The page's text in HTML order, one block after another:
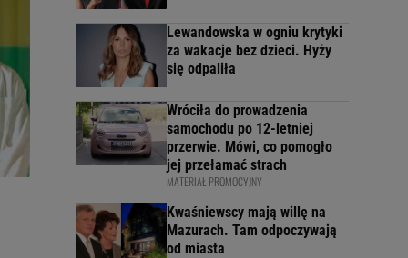
Lewandowska w ogniu krytyki
za wakacje bez dzieci. Hyży
się odpaliła
Wróciła do prowadzenia
samochodu po 12-letniej
przerwie. Mówi, co pomogło
jej przełamać strach
MATERIAŁ PROMOCYJNY
Kwaśniewscy mają willę na
Mazurach. Tam odpoczywają
od miasta